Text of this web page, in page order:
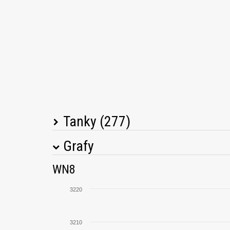
Tanky (277)
Názov tanku M
Grafy
WN8
3210
3220